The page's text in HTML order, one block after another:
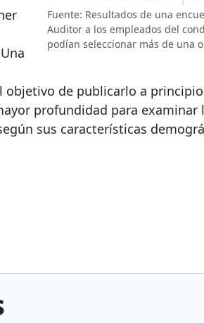
Fuente: Resultados de una
Auditor a los empleados del
podían seleccionar más de una
de publicarlo a
profundidad para examinar
sus características